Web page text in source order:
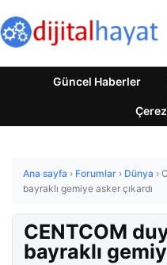
Güncel Haberler
Ana sayfa › Forumlar › Dünya ›
bayraklı gemiye asker çıkardı
CENTCOM
bayraklı